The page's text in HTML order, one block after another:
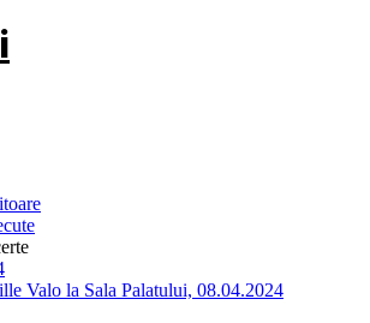
Valo la Sala Palatului, 08.04.2024